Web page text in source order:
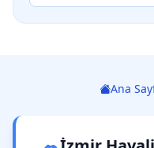
Ana